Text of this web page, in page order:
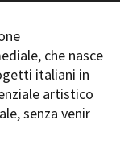
MARKETS,
che nasce
italiani in
artistico
senza venir